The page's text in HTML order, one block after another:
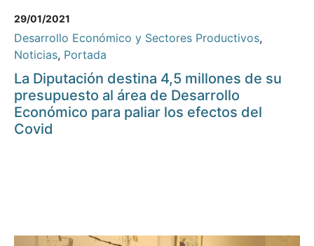
29/01/2021
Desarrollo Económico y Sectores Productivos,
Noticias, Portada
La Diputación destina 4,5 millones de su
presupuesto al área de Desarrollo
Económico para paliar los efectos del
Covid